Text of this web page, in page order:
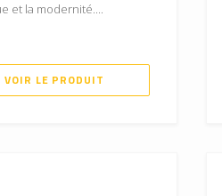
et la modernité....
VOIR LE PRODUIT